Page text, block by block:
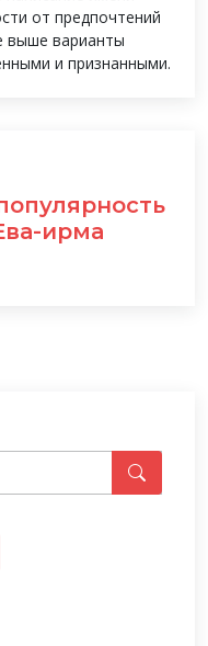
от предпочтений
выше варианты
и признанными.
ирма